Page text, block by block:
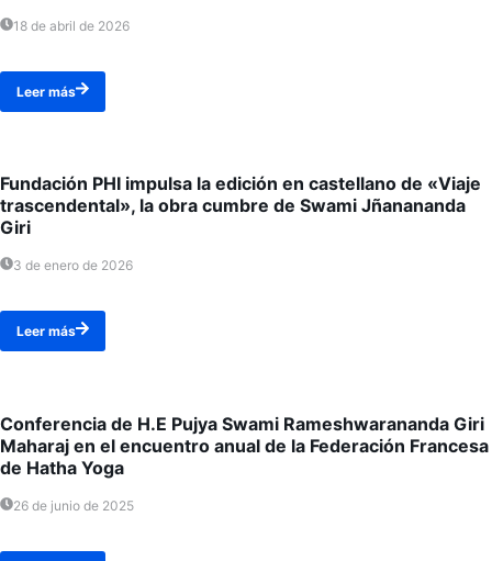
18 de abril de 2026
Leer más
Fundación PHI impulsa la edición en castellano de «Viaje
trascendental», la obra cumbre de Swami Jñanananda
Giri
3 de enero de 2026
Leer más
Conferencia de H.E Pujya Swami Rameshwarananda Giri
Maharaj en el encuentro anual de la Federación Francesa
de Hatha Yoga
26 de junio de 2025